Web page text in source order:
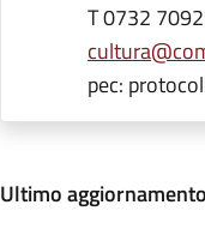
T 0732
pec:
Ultimo